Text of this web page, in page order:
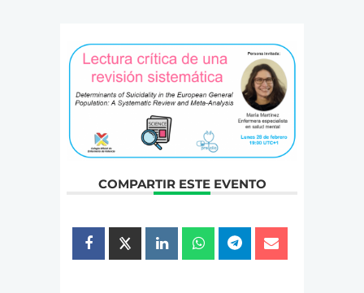
COMPARTIR ESTE EVENTO